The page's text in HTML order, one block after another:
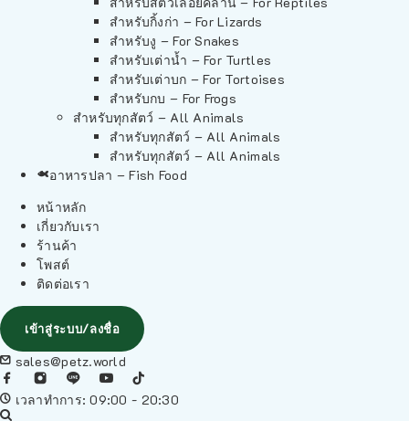
สำหรับกิ้งก่า – For Lizards
สำหรับงู – For Snakes
สำหรับเต่าน้ำ – For Turtles
สำหรับเต่าบก – For Tortoises
สำหรับกบ – For Frogs
สำหรับทุกสัตว์ – All Animals
สำหรับทุกสัตว์ – All Animals
สำหรับทุกสัตว์ – All Animals
อาหารปลา – Fish Food
หน้าหลัก
เกี่ยวกับเรา
ร้านค้า
โพสต์
ติดต่อเรา
เข้าสู่ระบบ/ลงชื่อ
sales@petz.world
เวลาทำการ: 09:00 - 20:30